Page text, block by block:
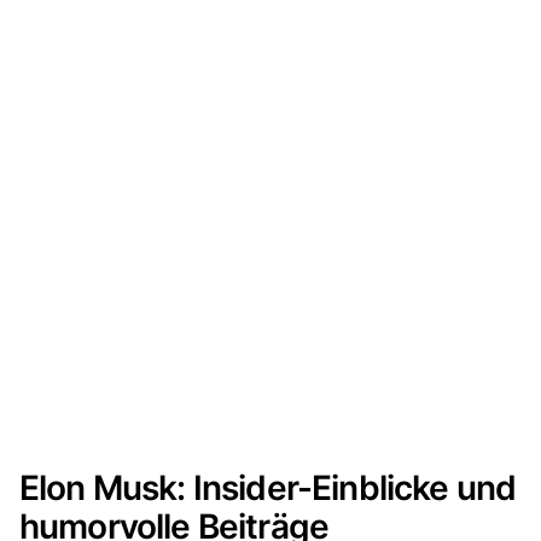
Elon Musk: Insider-Einblicke und
humorvolle Beiträge